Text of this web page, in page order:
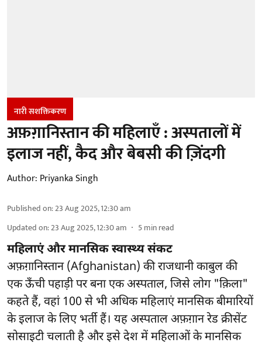
नारी सशक्तिकरण
अफ़ग़ानिस्तान की महिलाएँ : अस्पतालों में
इलाज नहीं, कैद और बेबसी की ज़िंदगी
Author: Priyanka Singh
Published on:23 Aug 2025, 12:30 am
Updated on:23 Aug 2025, 12:30 am 5min read
महिलाएं और मानसिक स्वास्थ्य संकट
अफ़ग़ानिस्तान (Afghanistan) की राजधानी काबुल की
एक ऊँची पहाड़ी पर बना एक अस्पताल, जिसे लोग "क़िला"
कहते हैं, वहां 100 से भी अधिक महिलाएं मानसिक बीमारियों
के इलाज के लिए भर्ती हैं। यह अस्पताल अफ़ग़ान रेड क्रीसेंट
सोसाइटी चलाती है और इसे देश में महिलाओं के मानसिक